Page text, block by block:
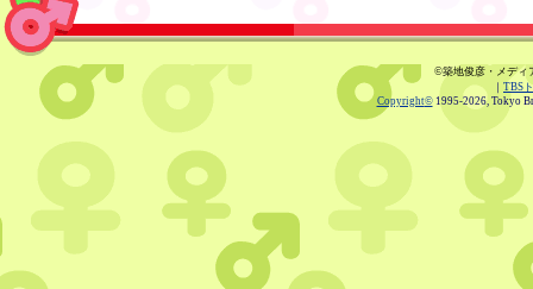
©築地俊彦・メディ
｜ TBS
Copyright© 1995-2026, Tokyo